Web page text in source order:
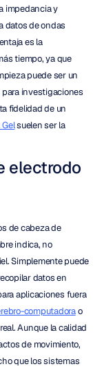
impedancia y
datos de ondas
es la
tiempo, ya que
puede ser un
investigaciones
fidelidad de un
suelen ser la
electrodo
de cabeza de
indica, no
Simplemente puede
datos en
aplicaciones fuera
computadora o
Aunque la calidad
de movimiento,
que los sistemas